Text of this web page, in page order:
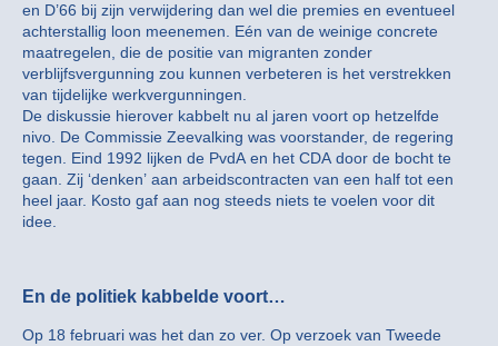
en D’66 bij zijn verwijdering dan wel die premies en eventueel
achterstallig loon meenemen. Eén van de weinige concrete
maatregelen, die de positie van migranten zonder
verblijfsvergunning zou kunnen verbeteren is het verstrekken
van tijdelijke werkvergunningen.
De diskussie hierover kabbelt nu al jaren voort op hetzelfde
nivo. De Commissie Zeevalking was voorstander, de regering
tegen. Eind 1992 lijken de PvdA en het CDA door de bocht te
gaan. Zij ‘denken’ aan arbeidscontracten van een half tot een
heel jaar. Kosto gaf aan nog steeds niets te voelen voor dit
idee.
En de politiek kabbelde voort…
Op 18 februari was het dan zo ver. Op verzoek van Tweede